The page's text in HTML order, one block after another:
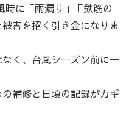
時に「雨漏り」「鉄筋の
害を招く引き金になりま
く、台風シーズン前に一
補修と日頃の記録がカギ